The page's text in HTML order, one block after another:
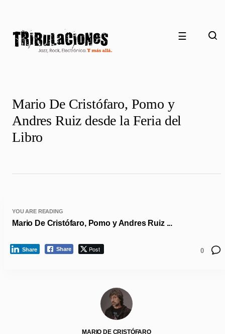
☰
Mario De Cristófaro, Pomo y
Andres Ruiz desde la Feria del
Libro
YOU ARE READING
Mario De Cristófaro, Pomo y Andres Ruiz ...
Share Post
Share 0
MARIO DE CRISTÓFARO